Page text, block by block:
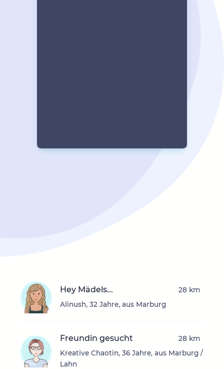
Hey Mädels...
Alinush, 32 Jahre, aus Marburg
28 km
Freundin gesucht
Kreative Chaotin, 36 Jahre, aus Marburg /
Lahn
28 km